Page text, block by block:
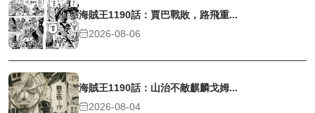
海賊王1190話：賈巴戰敗，路飛重...
2026-08-06
海賊王1190話：山治不敵麒麟戈姆...
2026-08-04